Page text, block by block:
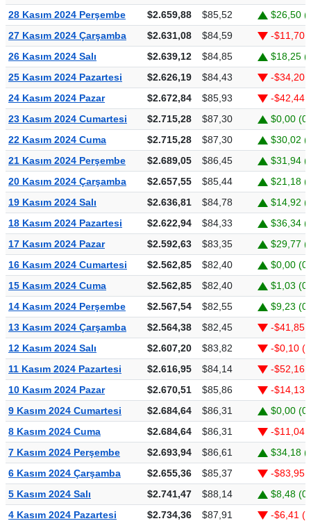
28 Kasım 2024 Perşembe
$2.659,88 $85,52
$26,50
27 Kasım 2024 Çarşamba
$2.631,08 $84,59
-$11,70
26 Kasım 2024 Salı
$2.639,12 $84,85
$18,25
25 Kasım 2024 Pazartesi
$2.626,19 $84,43
-$34,20
24 Kasım 2024 Pazar
$2.672,84 $85,93
-$42,44
23 Kasım 2024 Cumartesi
$2.715,28 $87,30
$0,00
22 Kasım 2024 Cuma
$2.715,28 $87,30
$30,02
21 Kasım 2024 Perşembe
$2.689,05 $86,45
$31,94
20 Kasım 2024 Çarşamba
$2.657,55 $85,44
$21,18
19 Kasım 2024 Salı
$2.636,81 $84,78
$14,92
18 Kasım 2024 Pazartesi
$2.622,94 $84,33
$36,34
17 Kasım 2024 Pazar
$2.592,63 $83,35
$29,77
16 Kasım 2024 Cumartesi
$2.562,85 $82,40
$0,00
15 Kasım 2024 Cuma
$2.562,85 $82,40
$1,03
14 Kasım 2024 Perşembe
$2.567,54 $82,55
$9,23
13 Kasım 2024 Çarşamba
$2.564,38 $82,45
-$41,85
12 Kasım 2024 Salı
$2.607,20 $83,82
-$0,10 (-
11 Kasım 2024 Pazartesi
$2.616,95 $84,14
-$52,16
10 Kasım 2024 Pazar
$2.670,51 $85,86
-$14,13
9 Kasım 2024 Cumartesi
$2.684,64 $86,31
$0,00
8 Kasım 2024 Cuma
$2.684,64 $86,31
-$11,04
7 Kasım 2024 Perşembe
$2.693,94 $86,61
$34,18
6 Kasım 2024 Çarşamba
$2.655,36 $85,37
-$83,95
5 Kasım 2024 Salı
$2.741,47 $88,14
$8,48
4 Kasım 2024 Pazartesi
$2.734,36 $87,91
-$6,41 (-